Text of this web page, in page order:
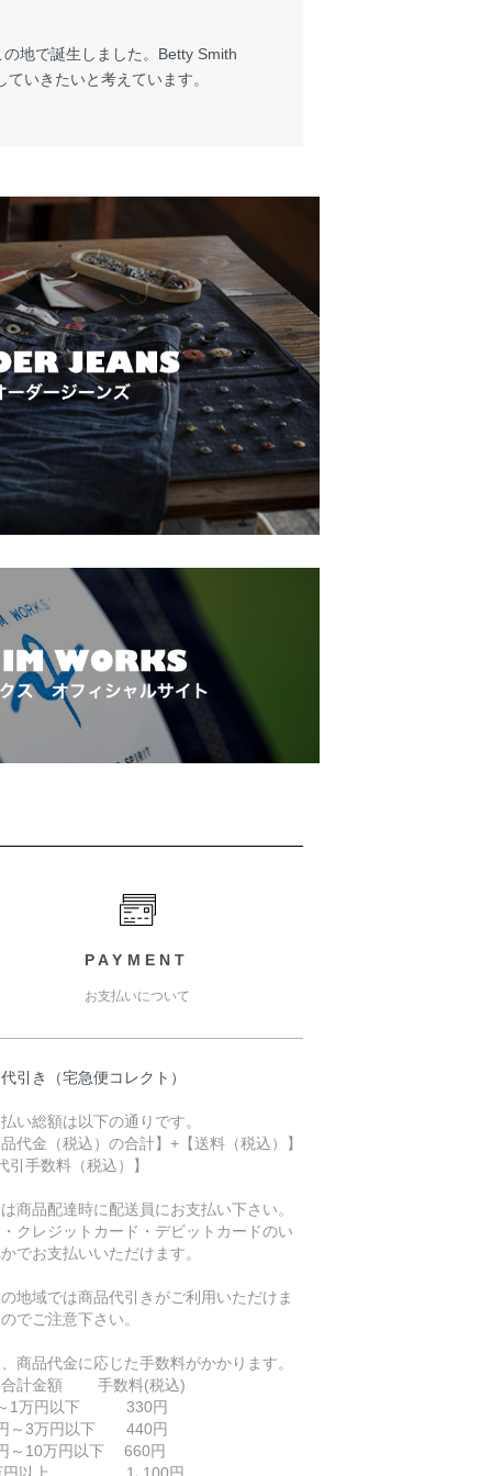
地で誕生しました。Betty Smith
いきたいと考えています。
PAYMENT
お支払いについて
引き（宅急便コレクト）
い総額は以下の通りです。
代金（税込）の合計】+【送料（税込）】
引手数料（税込）】
商品配達時に配送員にお支払い下さい。
クレジットカード・デビットカードのい
でお支払いいただけます。
地域では商品代引きがご利用いただけま
でご注意下さい。
商品代金に応じた手数料がかかります。
合計金額 手数料(税込)
1万円以下 330円
～3万円以下 440円
～10万円以下 660円
円以上 1､100円